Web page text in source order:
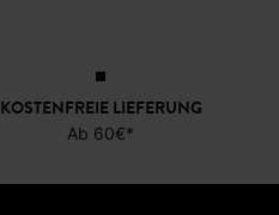
KOSTENFREIE LIEFERUNG
Ab 60€*